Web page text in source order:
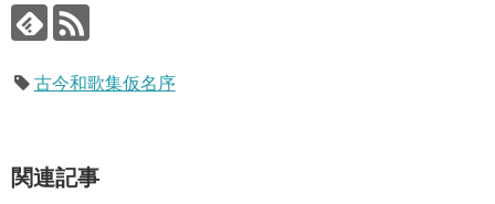
古今和歌集仮名序
関連記事